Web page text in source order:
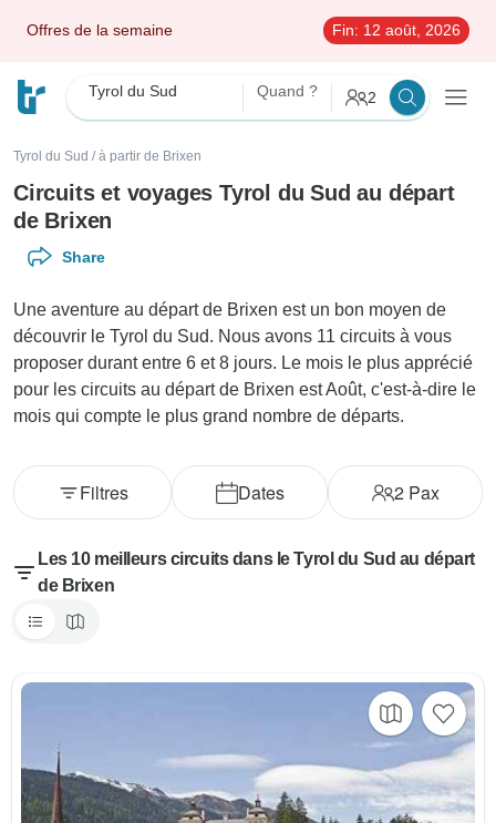
Offres de la semaine Fin: 12 août, 2026
Tyrol du Sud Quand ? 2
Tyrol du Sud / à partir de Brixen
Circuits et voyages Tyrol du Sud au départ
de Brixen
Share
Une aventure au départ de Brixen est un bon moyen de
découvrir le Tyrol du Sud. Nous avons 11 circuits à vous
proposer durant entre 6 et 8 jours. Le mois le plus apprécié
pour les circuits au départ de Brixen est Août, c'est-à-dire le
mois qui compte le plus grand nombre de départs.
Dates 2Pax
Filtres
Les 10 meilleurs circuits dans le Tyrol du Sud au départ
de Brixen